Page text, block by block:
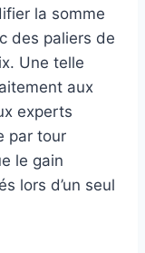
la somme
des paliers de
Une telle
aux
experts
par tour
le gain
lors d’un seul